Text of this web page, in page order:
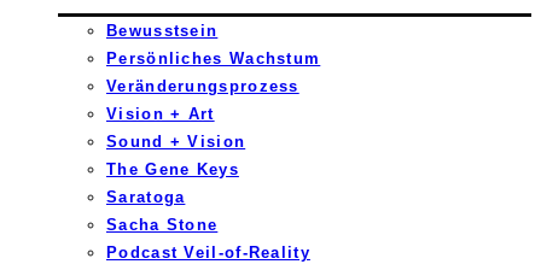
Bewusstsein
Persönliches Wachstum
Veränderungsprozess
Vision + Art
Sound + Vision
The Gene Keys
Saratoga
Sacha Stone
Podcast Veil-of-Reality